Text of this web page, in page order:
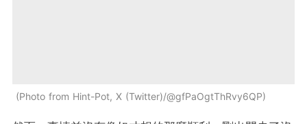
Photo from Hint-Pot, X (Twitter)/@gfPaOgtThRvy6QP